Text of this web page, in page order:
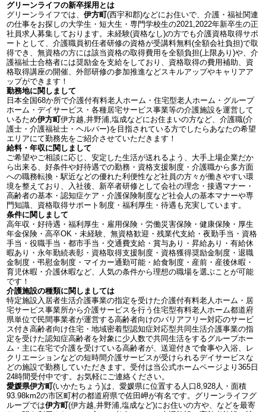
グリーンライフの新卒採用とは
グリーンライフでは、伊方町(西宇和郡)などにお住いで、介護・福祉関連
の仕事をお探しの大学生・短大生・専門学校生の2021,2022年新卒生の正
社員求人募集しております。未経験(資格なし)の方でも介護資格取得サポ
ートとして、介護職員初任者研修の資格が受講料無料(全額会社負担)で取
得でき、無資格の方には該当資格の取得費用を全額負担(上限あり)や、介
護福祉士合格者には奨励金を支給をしており、資格取得の費用補助、資
格取得講座の開催、外部研修の参加推進などスキルアップやキャリアア
ップができます！
勤務地に関しまして
日本全国68か所で介護付有料老人ホーム・住宅型老人ホーム・グループ
ホーム・デイサービス・各種居宅サービス事業等の介護施設を運営して
いるため伊方町伊方越,井野浦,塩成などにお住まいの方など、介護職(介
護士・介護福祉士・ヘルパー)を目指されている方でしたらあなたの希望
エリアにて勤務先をご紹介させていただきます！
給料・年収に関しまして
ご希望やご相談に応じ、安定した生活が送れるよう、大手上場企業だか
ら出来る、好条件や好待遇での勤務・資格支援制度・介護職から多方面
への職務転換・駅近などの優れた利便性など社員の方々が働きやすい環
境を整えており、入社後、新卒者研修として会社の理念・接遇マナー・
高齢者の基本・認知症ケア・介護保険制度など社会人の基本マナーや専
門知識、資格取得サポート制度・福利厚生・待遇も充実しています。
条件に関しまして
高年収・好待遇・福利厚生・雇用保険・労働災害保険・健康保険・厚生
年金保険・高卒OK・未経験、無資格歓迎・残業代支給・夜勤手当・資格
手当・役職手当・都市手当・交通費支給・賞与あり・昇給あり・有給休
暇あり・永年勤続表彰・資格取得支援制度・資格獲得奨励金制度・退職
金制度・弔慰金制度・マイカー通勤可能・給食制度・産前・産後休暇・
育児休暇・介護休暇など、人気の条件から理想の職場を選ぶことが可能
です！
介護施設の種類に関しましては
特定施設入居者生活介護事業の指定を受けた介護付有料老人ホーム・居
宅サービス事業所から介護サービスを行う住宅型有料老人ホーム都道府
県単位で民間事業者が運営する高齢者向けのバリアフリー対応のサービ
ス付き高齢者向け住宅・地域密着型認知症対応型共同生活介護事業の指
定を受けた認知症高齢者を対象に少人数で共同生活をするグループホー
ム・主に在宅で介護を受けている高齢者が、送迎付きで食事や入浴、レ
クリエーションなどの短時間介護サービスが受けられるデイサービスな
どの施設で勤務していただきます。受付は当公式ホームページより365日
24時間受付中です。お気軽にご連絡ください。
愛媛県伊方町(いかたちょう)は、愛媛県に位置する人口8,928人・面積
93.98km2の市区町村の都道府県で佐田岬が有名です。グリーンライフグ
ループでは伊方町(伊方越,井野浦,塩成など)にお住いの方や、などを最寄